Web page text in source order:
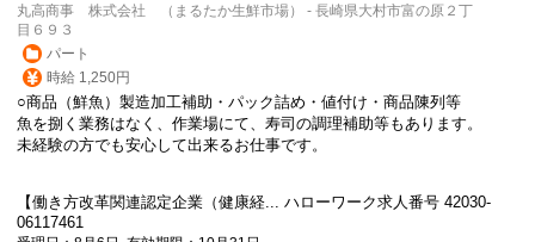
丸高商事 株式会社 （まるたか生鮮市場） - 長崎県大村市富の原２丁
目６９３
パート
時給 1,250円
○商品（鮮魚）製造加工補助・パック詰め・値付け・商品陳列等
魚を捌く業務はなく、作業場にて、寿司の調理補助等もあります。
未経験の方でも安心して出来るお仕事です。
【働き方改革関連認定企業（健康経... ハローワーク求人番号 42030-
06117461